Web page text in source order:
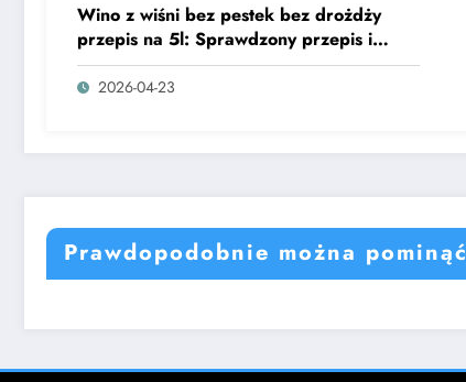
Wino z wiśni bez pestek bez drożdży
przepis na 5l: Sprawdzony przepis i
sekret udanego smaku
2026-04-23
Prawdopodobnie można pominąć